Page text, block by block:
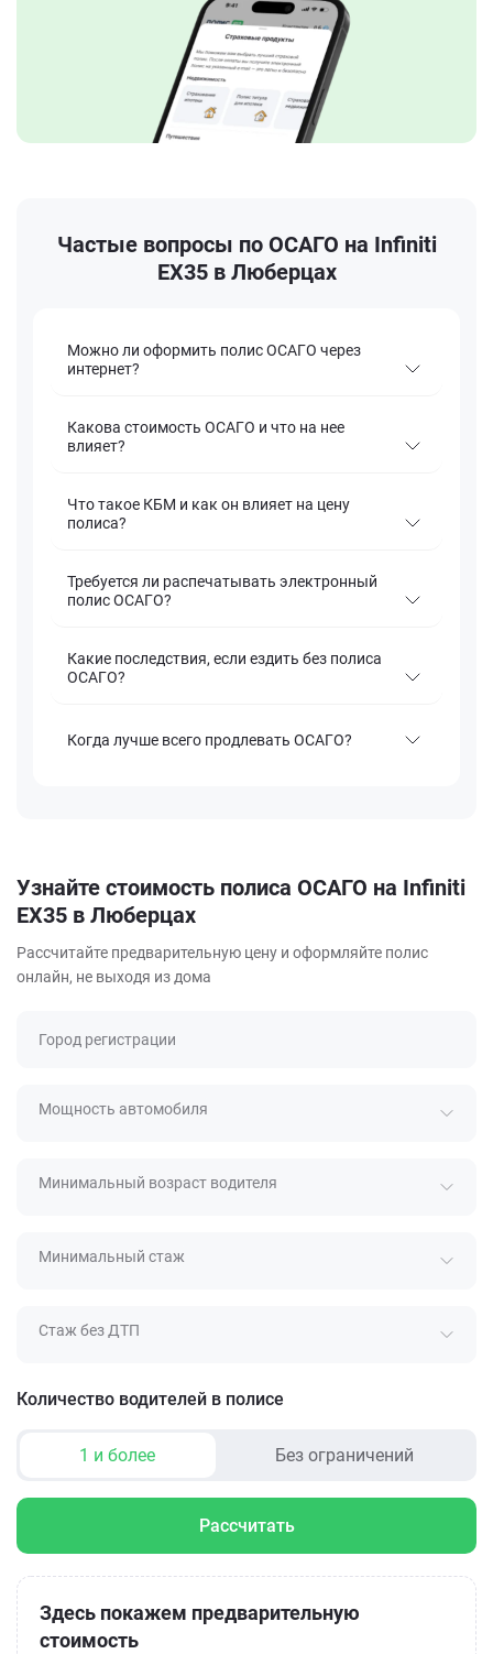
Частые вопросы по ОСАГО на Infiniti
EX35 в Люберцах
Можно ли оформить полис ОСАГО через
интернет?
Какова стоимость ОСАГО и что на нее
влияет?
Что такое КБМ и как он влияет на цену
полиса?
Требуется ли распечатывать электронный
полис ОСАГО?
Какие последствия, если ездить без полиса
ОСАГО?
Когда лучше всего продлевать ОСАГО?
Узнайте стоимость полиса ОСАГО на Infiniti
EX35 в Люберцах
Рассчитайте предварительную цену и оформляйте полис
онлайн, не выходя из дома
Город регистрации
Мощность автомобиля
Минимальный возраст водителя
Минимальный стаж
Стаж без ДТП
Количество водителей в полисе
1 и более Без ограничений
Рассчитать
Здесь покажем предварительную
стоимость